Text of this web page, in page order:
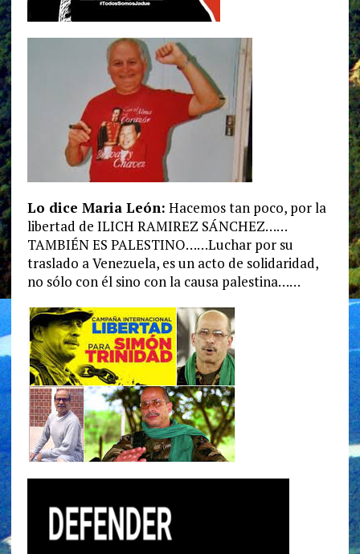
Lo dice Maria León: Hacemos tan poco, por la
libertad de ILICH RAMIREZ SÁNCHEZ……
TAMBIÉN ES PALESTINO……Luchar por su
traslado a Venezuela, es un acto de solidaridad,
no sólo con él sino con la causa palestina……